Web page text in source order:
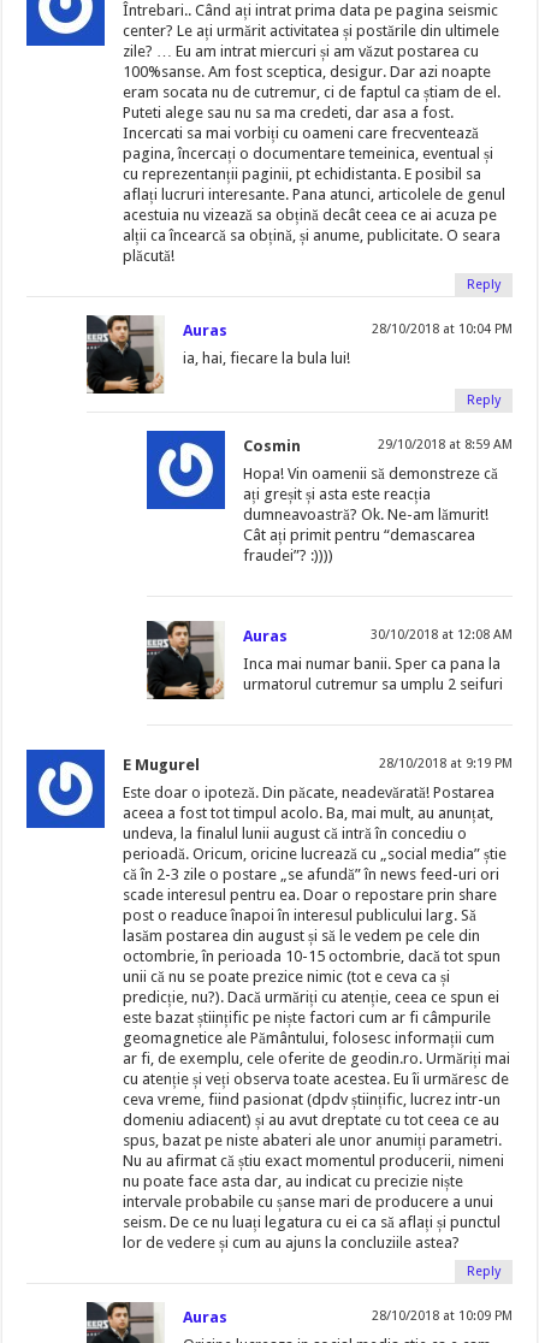
Întrebari.. Când ați intrat prima data pe pagina seismic
center? Le ați urmărit activitatea și postările din ultimele
zile? … Eu am intrat miercuri și am văzut postarea cu
100%sanse. Am fost sceptica, desigur. Dar azi noapte
eram socata nu de cutremur, ci de faptul ca știam de el.
Puteti alege sau nu sa ma credeti, dar asa a fost.
Incercati sa mai vorbiți cu oameni care frecventează
pagina, încercați o documentare temeinica, eventual și
cu reprezentanții paginii, pt echidistanta. E posibil sa
aflați lucruri interesante. Pana atunci, articolele de genul
acestuia nu vizează sa obțină decât ceea ce ai acuza pe
alții ca încearcă sa obțină, și anume, publicitate. O seara
plăcută!
Reply
Auras 28/10/2018 at 10:04 PM
ia, hai, fiecare la bula lui!
Reply
Cosmin 29/10/2018 at 8:59 AM
Hopa! Vin oamenii să demonstreze că
ați greșit și asta este reacția
dumneavoastră? Ok. Ne-am lămurit!
Cât ați primit pentru “demascarea
fraudei”? :))))
Auras 30/10/2018 at 12:08 AM
Inca mai numar banii. Sper ca pana la
urmatorul cutremur sa umplu 2 seifuri
E Mugurel 28/10/2018 at 9:19 PM
Este doar o ipoteză. Din păcate, neadevărată! Postarea
aceea a fost tot timpul acolo. Ba, mai mult, au anunțat,
undeva, la finalul lunii august că intră în concediu o
perioadă. Oricum, oricine lucrează cu „social media” știe
că în 2-3 zile o postare „se afundă” în news feed-uri ori
scade interesul pentru ea. Doar o repostare prin share
post o readuce înapoi în interesul publicului larg. Să
lasăm postarea din august și să le vedem pe cele din
octombrie, în perioada 10-15 octombrie, dacă tot spun
unii că nu se poate prezice nimic (tot e ceva ca și
predicție, nu?). Dacă urmăriți cu atenție, ceea ce spun ei
este bazat științific pe niște factori cum ar fi câmpurile
geomagnetice ale Pământului, folosesc informații cum
ar fi, de exemplu, cele oferite de geodin.ro. Urmăriți mai
cu atenție și veți observa toate acestea. Eu îi urmăresc de
ceva vreme, fiind pasionat (dpdv științific, lucrez intr-un
domeniu adiacent) și au avut dreptate cu tot ceea ce au
spus, bazat pe niste abateri ale unor anumiți parametri.
Nu au afirmat că știu exact momentul producerii, nimeni
nu poate face asta dar, au indicat cu precizie niște
intervale probabile cu șanse mari de producere a unui
seism. De ce nu luați legatura cu ei ca să aflați și punctul
lor de vedere și cum au ajuns la concluziile astea?
Reply
Auras 28/10/2018 at 10:09 PM